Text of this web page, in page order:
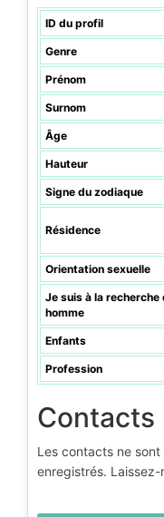
ID du profil
Genre
Prénom
Surnom
Âge
Hauteur
Signe du zodiaque
Résidence
Orientation sexuelle
Je suis à la recherche
homme
Enfants
Profession
Contacts
Les contacts ne
enregistrés. Laissez-